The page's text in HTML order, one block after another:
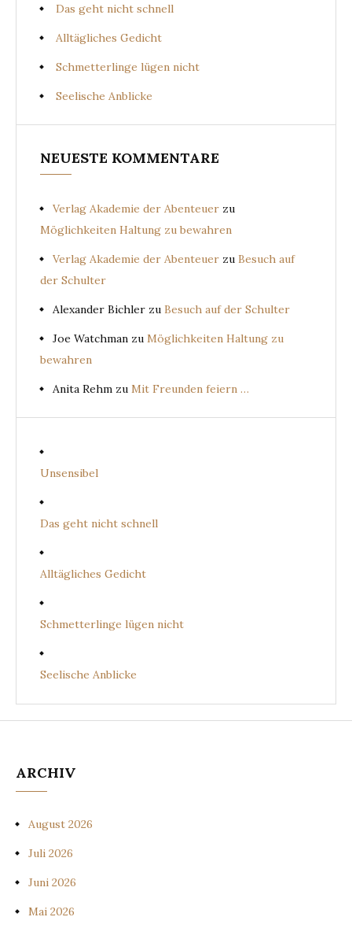
Das geht nicht schnell
Alltägliches Gedicht
Schmetterlinge lügen nicht
Seelische Anblicke
NEUESTE KOMMENTARE
Verlag Akademie der Abenteuer zu
Möglichkeiten Haltung zu bewahren
Verlag Akademie der Abenteuer zu Besuch auf
der Schulter
Alexander Bichler zu Besuch auf der Schulter
Joe Watchman zu Möglichkeiten Haltung zu
bewahren
Anita Rehm zu Mit Freunden feiern …
Unsensibel
Das geht nicht schnell
Alltägliches Gedicht
Schmetterlinge lügen nicht
Seelische Anblicke
ARCHIV
August 2026
Juli 2026
Juni 2026
Mai 2026